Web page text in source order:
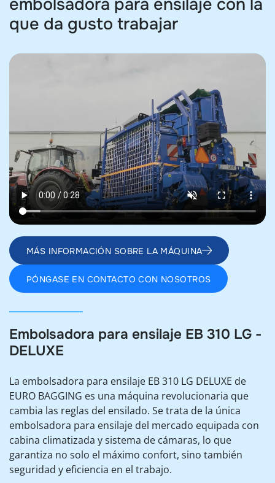
embolsadora para ensilaje con la
que da gusto trabajar
MÁS INFORMACIÓN SOBRE LA MÁQUINA
PÓNGASE EN CONTACTO CON NOSOTROS
Embolsadora para ensilaje EB 310 LG -
DELUXE
La embolsadora para ensilaje EB 310 LG DELUXE de
EURO BAGGING es una máquina revolucionaria que
cambia las reglas del ensilado. Se trata de la única
embolsadora para ensilaje del mercado equipada con
cabina climatizada y sistema de cámaras, lo que
garantiza no solo el máximo confort, sino también
seguridad y eficiencia en el trabajo.